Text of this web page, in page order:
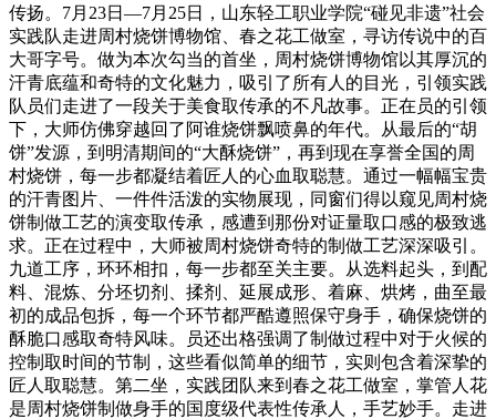
传扬。7月23日—7月25日，山东轻工职业学院“碰见非遗”社会
实践队走进周村烧饼博物馆、春之花工做室，寻访传说中的百
大哥字号。做为本次勾当的首坐，周村烧饼博物馆以其厚沉的
汗青底蕴和奇特的文化魅力，吸引了所有人的目光，引领实践
队员们走进了一段关于美食取传承的不凡故事。正在员的引领
下，大师仿佛穿越回了阿谁烧饼飘喷鼻的年代。从最后的“胡
饼”发源，到明清期间的“大酥烧饼”，再到现在享誉全国的周
村烧饼，每一步都凝结着匠人的心血取聪慧。通过一幅幅宝贵
的汗青图片、一件件活泼的实物展现，同窗们得以窥见周村烧
饼制做工艺的演变取传承，感遭到那份对证量取口感的极致逃
求。正在过程中，大师被周村烧饼奇特的制做工艺深深吸引。
九道工序，环环相扣，每一步都至关主要。从选料起头，到配
料、混炼、分坯切剂、揉剂、延展成形、着麻、烘烤，曲至最
初的成品包拆，每一个环节都严酷遵照保守身手，确保烧饼的
酥脆口感取奇特风味。员还出格强调了制做过程中对于火候的
控制取时间的节制，这些看似简单的细节，实则包含着深挚的
匠人取聪慧。第二坐，实践团队来到春之花工做室，掌管人花
是周村烧饼制做身手的国度级代表性传承人，手艺妙手。走进